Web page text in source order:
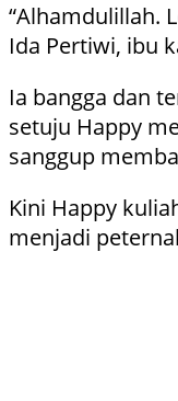
“Alhamdulillah.
Ida Pertiwi, ibu
Ia bangga dan
setuju Happy
sanggup
Kini Happy
menjadi